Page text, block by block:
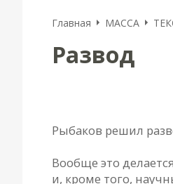
Главная MACCA
Развод
Рыбаков решил
Вообще это
и, кроме того,